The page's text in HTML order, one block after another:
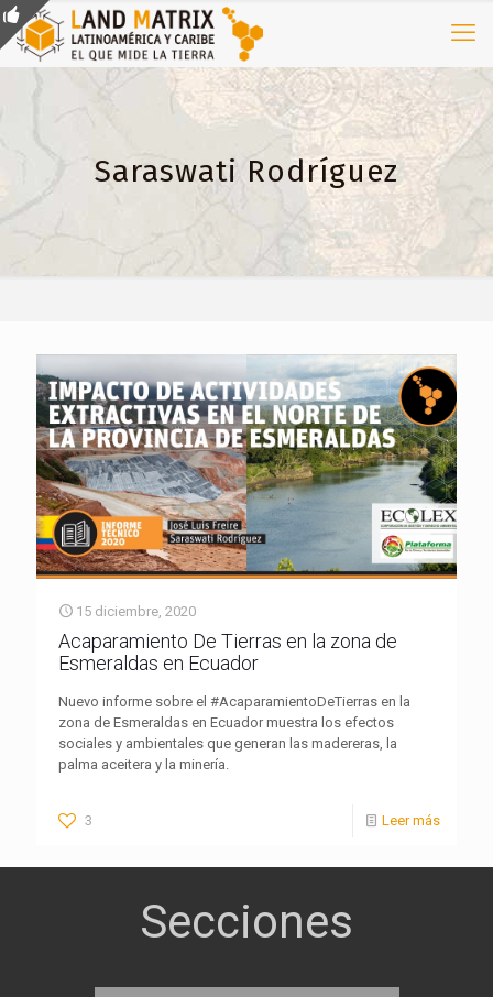
Saraswati Rodríguez
15 diciembre, 2020
Acaparamiento De Tierras en la zona de
Esmeraldas en Ecuador
Nuevo informe sobre el #AcaparamientoDeTierras en la
zona de Esmeraldas en Ecuador muestra los efectos
sociales y ambientales que generan las madereras, la
palma aceitera y la minería.
3 Leer más